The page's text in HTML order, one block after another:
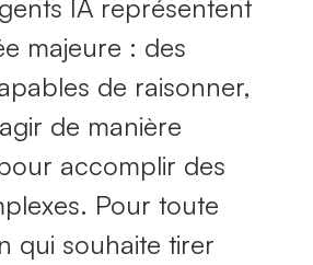
IA représentent
majeure : des
de raisonner,
de manière
accomplir des
Pour toute
qui souhaite tirer